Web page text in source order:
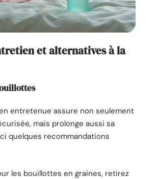
et alternatives à la
entretenue assure non seulement
mais prolonge aussi sa
quelques recommandations
les bouillottes en graines, retirez